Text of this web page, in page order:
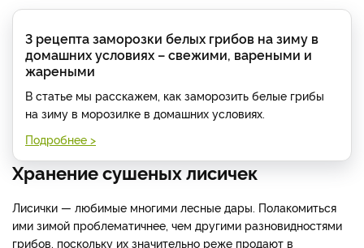
3 рецепта заморозки белых грибов на зиму в
домашних условиях – свежими, вареными и
жареными
В статье мы расскажем, как заморозить белые грибы
на зиму в морозилке в домашних условиях.
Подробнее >
Хранение сушеных лисичек
Лисички — любимые многими лесные дары. Полакомиться
ими зимой проблематичнее, чем другими разновидностями
грибов, поскольку их значительно реже продают в